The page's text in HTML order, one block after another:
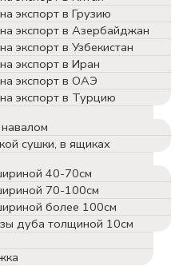
экспорт в Грузию
экспорт в Азербайджан
экспорт в Узбекистан
экспорт в Иран
экспорт в ОАЭ
экспорт в Турцию
сушки, в ящиках
40-70см
70-100см
более 100см
дуба толщиной 10см